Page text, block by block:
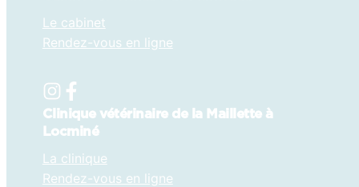
Le cabinet
Rendez-vous en ligne
Clinique vétérinaire de la Maillette à
Locminé
La clinique
Rendez-vous en ligne